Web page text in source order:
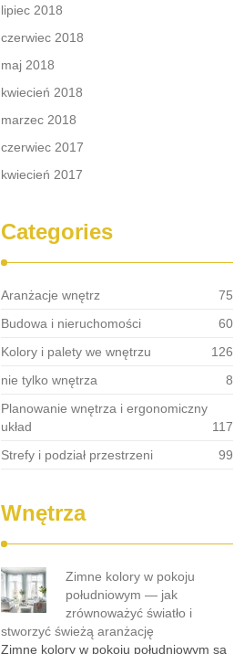
lipiec 2018
czerwiec 2018
maj 2018
kwiecień 2018
marzec 2018
czerwiec 2017
kwiecień 2017
Categories
Aranżacje wnętrz
75
Budowa i nieruchomości
60
Kolory i palety we wnętrzu
126
nie tylko wnętrza
8
Planowanie wnętrza i ergonomiczny
układ
117
Strefy i podział przestrzeni
99
Wnętrza
Zimne kolory w pokoju
południowym — jak
zrównoważyć światło i
stworzyć świeżą aranżację
Zimne kolory w pokoju południowym są